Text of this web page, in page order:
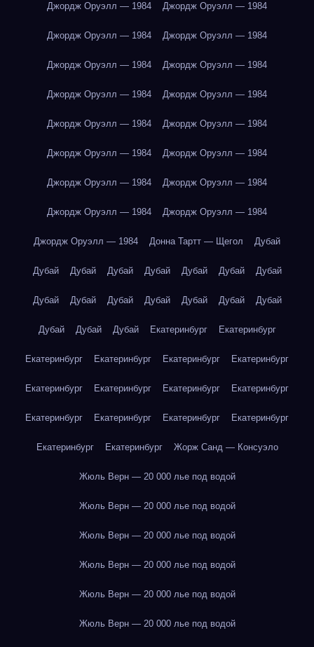
Джордж Оруэлл — 1984 Джордж Оруэлл — 1984
Джордж Оруэлл — 1984 Джордж Оруэлл — 1984
Джордж Оруэлл — 1984 Джордж Оруэлл — 1984
Джордж Оруэлл — 1984 Джордж Оруэлл — 1984
Джордж Оруэлл — 1984 Джордж Оруэлл — 1984
Джордж Оруэлл — 1984 Джордж Оруэлл — 1984
Джордж Оруэлл — 1984 Джордж Оруэлл — 1984
Джордж Оруэлл — 1984 Джордж Оруэлл — 1984
Джордж Оруэлл — 1984 Донна Тартт — Щегол Дубай
Дубай Дубай Дубай Дубай Дубай Дубай Дубай
Дубай Дубай Дубай Дубай Дубай Дубай Дубай
Дубай Дубай Дубай Екатеринбург Екатеринбург
Екатеринбург Екатеринбург Екатеринбург Екатеринбург
Екатеринбург Екатеринбург Екатеринбург Екатеринбург
Екатеринбург Екатеринбург Екатеринбург Екатеринбург
Екатеринбург Екатеринбург Жорж Санд — Консуэло
Жюль Верн — 20 000 лье под водой
Жюль Верн — 20 000 лье под водой
Жюль Верн — 20 000 лье под водой
Жюль Верн — 20 000 лье под водой
Жюль Верн — 20 000 лье под водой
Жюль Верн — 20 000 лье под водой